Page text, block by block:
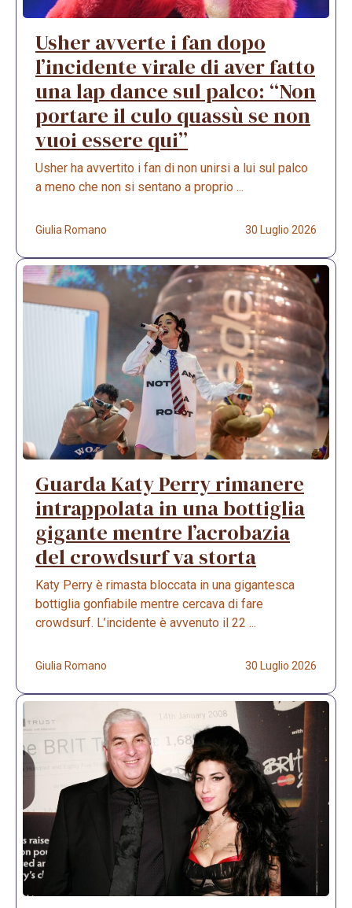
Usher avverte i fan dopo
l’incidente virale di aver fatto
una lap dance sul palco: “Non
portare il culo quassù se non
vuoi essere qui”
Usher ha avvertito i fan di non unirsi a lui sul palco
a meno che non si sentano a proprio ...
Giulia Romano 30 Luglio 2026
Guarda Katy Perry rimanere
intrappolata in una bottiglia
gigante mentre l’acrobazia
del crowdsurf va storta
Katy Perry è rimasta bloccata in una gigantesca
bottiglia gonfiabile mentre cercava di fare
crowdsurf. L’incidente è avvenuto il 22 ...
Giulia Romano 30 Luglio 2026